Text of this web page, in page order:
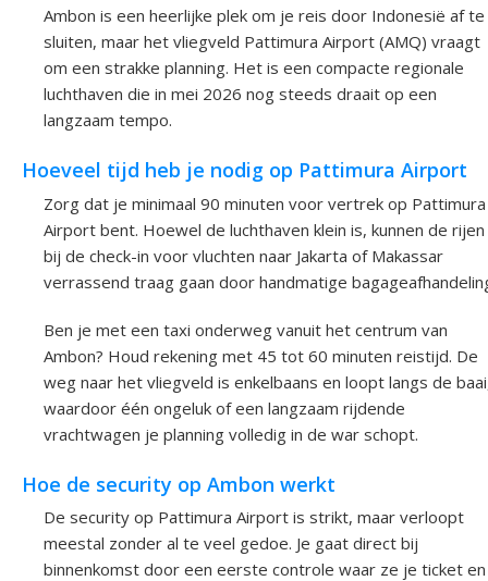
Ambon is een heerlijke plek om je reis door Indonesië af te
sluiten, maar het vliegveld Pattimura Airport (AMQ) vraagt
om een strakke planning. Het is een compacte regionale
luchthaven die in mei 2026 nog steeds draait op een
langzaam tempo.
Hoeveel tijd heb je nodig op Pattimura Airport
Zorg dat je minimaal 90 minuten voor vertrek op Pattimura
Airport bent. Hoewel de luchthaven klein is, kunnen de rijen
bij de check-in voor vluchten naar Jakarta of Makassar
verrassend traag gaan door handmatige
Ben je met een taxi onderweg vanuit het centrum van
Ambon? Houd rekening met 45 tot 60 minuten reistijd. De
weg naar het vliegveld is enkelbaans en loopt langs de
waardoor één ongeluk of een langzaam rijdende
vrachtwagen je planning volledig in de war schopt.
Hoe de security op Ambon werkt
De security op Pattimura Airport is strikt, maar verloopt
meestal zonder al te veel gedoe. Je gaat direct bij
binnenkomst door een eerste controle waar ze je ticket en